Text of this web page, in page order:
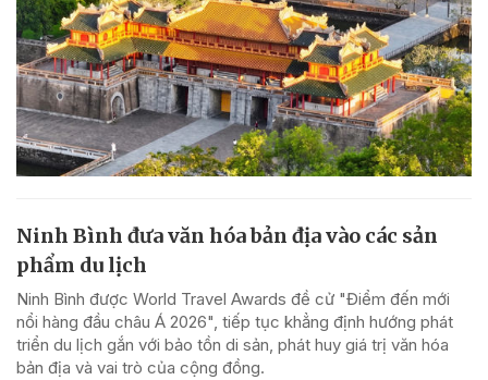
Ninh Bình đưa văn hóa bản địa vào các sản
phẩm du lịch
Ninh Bình được World Travel Awards đề cử "Điểm đến mới
nổi hàng đầu châu Á 2026", tiếp tục khẳng định hướng phát
triển du lịch gắn với bảo tồn di sản, phát huy giá trị văn hóa
bản địa và vai trò của cộng đồng.